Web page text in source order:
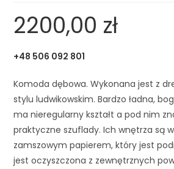
2200,00 zł
+48 506 092 801
Komoda dębowa. Wykonana jest z
stylu ludwikowskim. Bardzo ładna,
ma nieregularny kształt a pod nim
praktyczne szuflady. Ich wnętrza są
zamszowym papierem, który jest
jest oczyszczona z zewnętrznych